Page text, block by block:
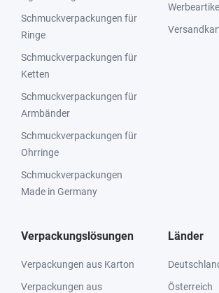
Schmuckverpackungen für
Ringe
Schmuckverpackungen für
Ketten
Schmuckverpackungen für
Armbänder
Schmuckverpackungen für
Ohrringe
Schmuckverpackungen
Made in Germany
Werbeartikel
Verpackungslösungen
Verpackungen aus Karton
Verpackungen aus
Länder
Österreich